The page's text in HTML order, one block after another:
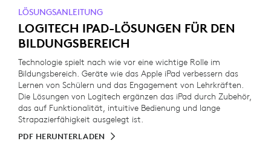
LÖSUNGSANLEITUNG
LOGITECH IPAD-LÖSUNGEN FÜR DEN
BILDUNGSBEREICH
Technologie spielt nach wie vor eine wichtige Rolle im
Bildungsbereich. Geräte wie das Apple iPad verbessern das
Lernen von Schülern und das Engagement von Lehrkräften.
Die Lösungen von Logitech ergänzen das iPad durch Zubehör,
das auf Funktionalität, intuitive Bedienung und lange
Strapazierfähigkeit ausgelegt ist.
PDF HERUNTERLADEN